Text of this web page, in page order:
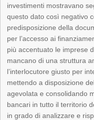
investimenti mostravano
questo dato così negativo
predisposizione della
per l’accesso ai
più accentuato le imprese
mancano di una struttura
l’interlocutore giusto per
mettendo a disposizione
agevolata e consolidando
bancari in tutto il territorio
in grado di analizzare e